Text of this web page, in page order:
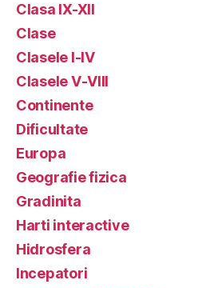
Clasa IX-XII
Clase
Clasele I-IV
Clasele V-VIII
Continente
Dificultate
Europa
Geografie fizica
Gradinita
Harti interactive
Hidrosfera
Incepatori